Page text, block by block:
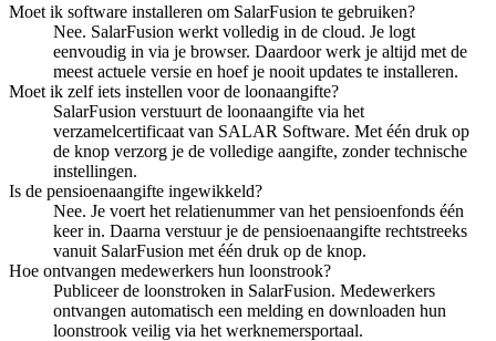
Moet ik software installeren om SalarFusion te gebruiken?
Nee. SalarFusion werkt volledig in de cloud. Je logt
eenvoudig in via je browser. Daardoor werk je altijd met de
meest actuele versie en hoef je nooit updates te installeren.
Moet ik zelf iets instellen voor de loonaangifte?
SalarFusion verstuurt de loonaangifte via het
verzamelcertificaat van SALAR Software. Met één druk op
de knop verzorg je de volledige aangifte, zonder technische
instellingen.
Is de pensioenaangifte ingewikkeld?
Nee. Je voert het relatienummer van het pensioenfonds één
keer in. Daarna verstuur je de pensioenaangifte rechtstreeks
vanuit SalarFusion met één druk op de knop.
Hoe ontvangen medewerkers hun loonstrook?
Publiceer de loonstroken in SalarFusion. Medewerkers
ontvangen automatisch een melding en downloaden hun
loonstrook veilig via het werknemersportaal.